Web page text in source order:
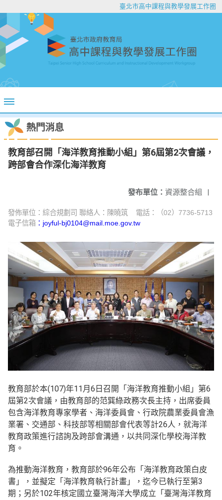
臺北市高中課程與教學發展工作圈
熱門消息
教育部召開「海洋教育推動小組」第6屆第2次會議，
跨部會合作深化海洋教育
發布單位： 資源整合組 |
發佈單位：綜合規劃司 聯絡人：陳曉筑 電話：（02）7736-5713
電子信箱 ：joyful-bj0104@mail.moe.gov.tw
教育部於本(107)年11月6日召開「海洋教育推動小組」第6
屆第2次會議，由教育部的范巽綠政務次長主持，出席委員
包含海洋教育專家學者、海洋委員會、行政院農業委員會漁
業署、交通部、科技部等相關部會代表等計26人，就海洋
教育政策進行諮詢及跨部會溝通，以共同深化學校海洋教
育。
為推動海洋教育，教育部於96年公布「海洋教育政策白皮
書」，並擬定「海洋教育執行計畫」，迄今已執行至第3
期；另於102年核定國立臺灣海洋大學成立「臺灣海洋教育